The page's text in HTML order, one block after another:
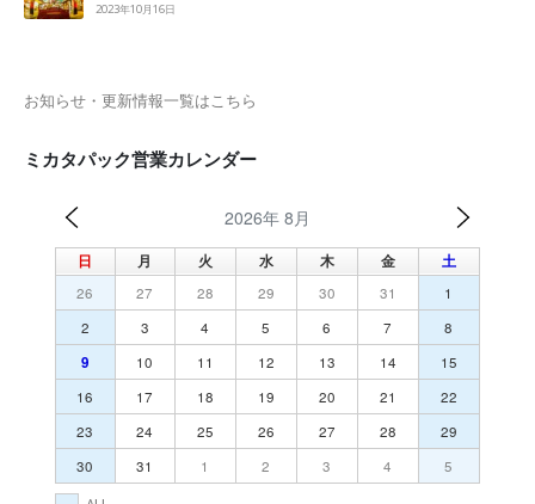
2023年10月16日
お知らせ・更新情報一覧はこちら
ミカタパック営業カレンダー
2026年 8月
日 月 火 水 木 金 土
26 27 28 29 30 31
1
2
3 4 5 6 7 8
9 10 11 12 13 14
15
16
17 18 19 20 21
22
23
24 25 26 27 28
29
30
31 1 2 3 4
5